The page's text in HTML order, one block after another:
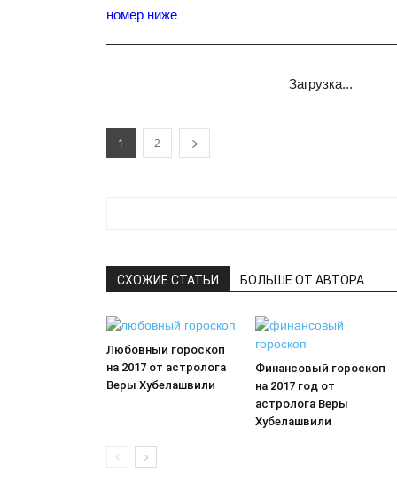
номер ниже
Загрузка...
1 2
СХОЖИЕ СТАТЬИ БОЛЬШЕ ОТ АВТОРА
Любовный гороскоп
на 2017 от астролога
Веры Хубелашвили
Финансовый гороскоп
на 2017 год от
астролога Веры
Хубелашвили